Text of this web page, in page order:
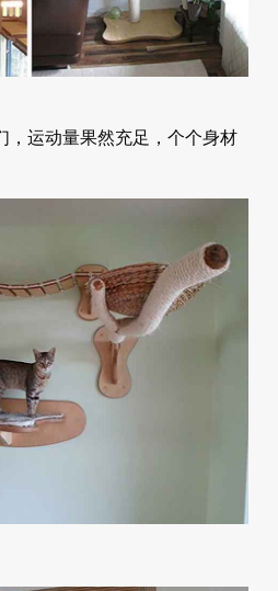
，运动量果然充足，个个身材